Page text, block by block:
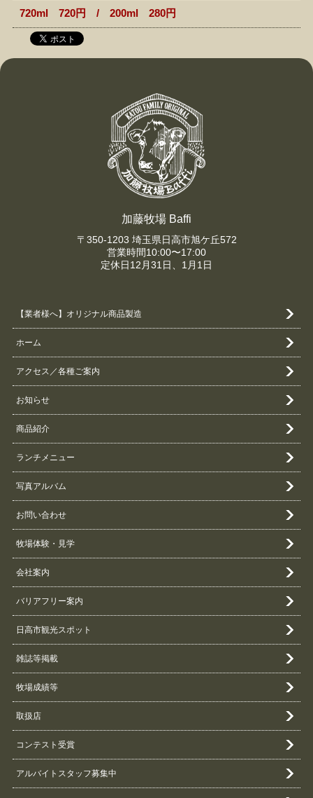
720ml 720円 / 200ml 280円
加藤牧場 Baffi
〒350-1203 埼玉県日高市旭ケ丘572
営業時間10:00〜17:00
定休日12月31日、1月1日
【業者様へ】オリジナル商品製造
ホーム
アクセス／各種ご案内
お知らせ
商品紹介
ランチメニュー
写真アルバム
お問い合わせ
牧場体験・見学
会社案内
バリアフリー案内
日高市観光スポット
雑誌等掲載
牧場成績等
取扱店
コンテスト受賞
アルバイトスタッフ募集中